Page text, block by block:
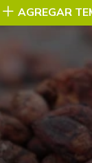
AGREGAR